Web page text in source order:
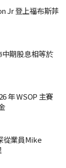
Jr 登上福布斯菲
期股息相等於
年 WSOP 主賽
從業員Mike